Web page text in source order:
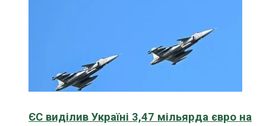
ЄС виділив Україні 3,47 мільярда євро на